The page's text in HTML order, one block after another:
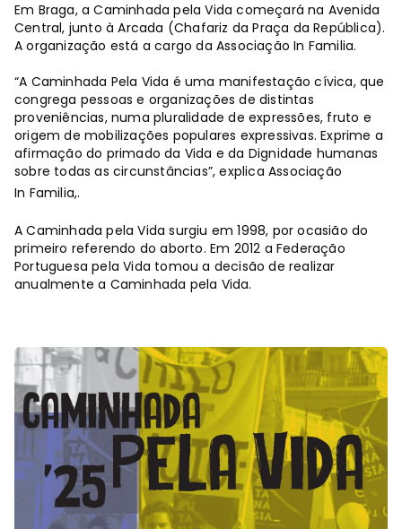
Em Braga, a Caminhada pela Vida começará na Avenida
Central, junto à Arcada (Chafariz da Praça da República).
A organização está a cargo da Associação In Familia.
“A Caminhada Pela Vida é uma manifestação cívica, que
congrega pessoas e organizações de distintas
proveniências, numa pluralidade de expressões, fruto e
origem de mobilizações populares expressivas. Exprime a
afirmação do primado da Vida e da Dignidade humanas
sobre todas as circunstâncias”, explica Associação
In Familia,.
A Caminhada pela Vida surgiu em 1998, por ocasião do
primeiro referendo do aborto. Em 2012 a Federação
Portuguesa pela Vida tomou a decisão de realizar
anualmente a Caminhada pela Vida.